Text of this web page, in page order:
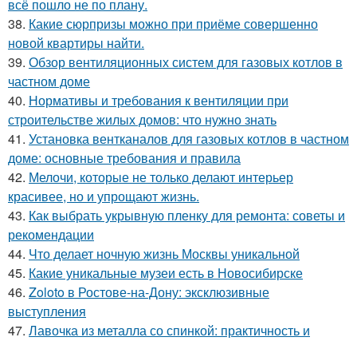
всё пошло не по плану.
38. Какие сюрпризы можно при приёме совершенно
новой квартиры найти.
39. Обзор вентиляционных систем для газовых котлов в
частном доме
40. Нормативы и требования к вентиляции при
строительстве жилых домов: что нужно знать
41. Установка вентканалов для газовых котлов в частном
доме: основные требования и правила
42. Мелочи, которые не только делают интерьер
красивее, но и упрощают жизнь.
43. Как выбрать укрывную пленку для ремонта: советы и
рекомендации
44. Что делает ночную жизнь Москвы уникальной
45. Какие уникальные музеи есть в Новосибирске
46. Zoloto в Ростове-на-Дону: эксклюзивные
выступления
47. Лавочка из металла со спинкой: практичность и